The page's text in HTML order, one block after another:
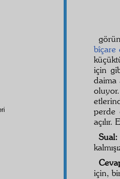
bîçare
için
daima
açılır.
Sual:
için,